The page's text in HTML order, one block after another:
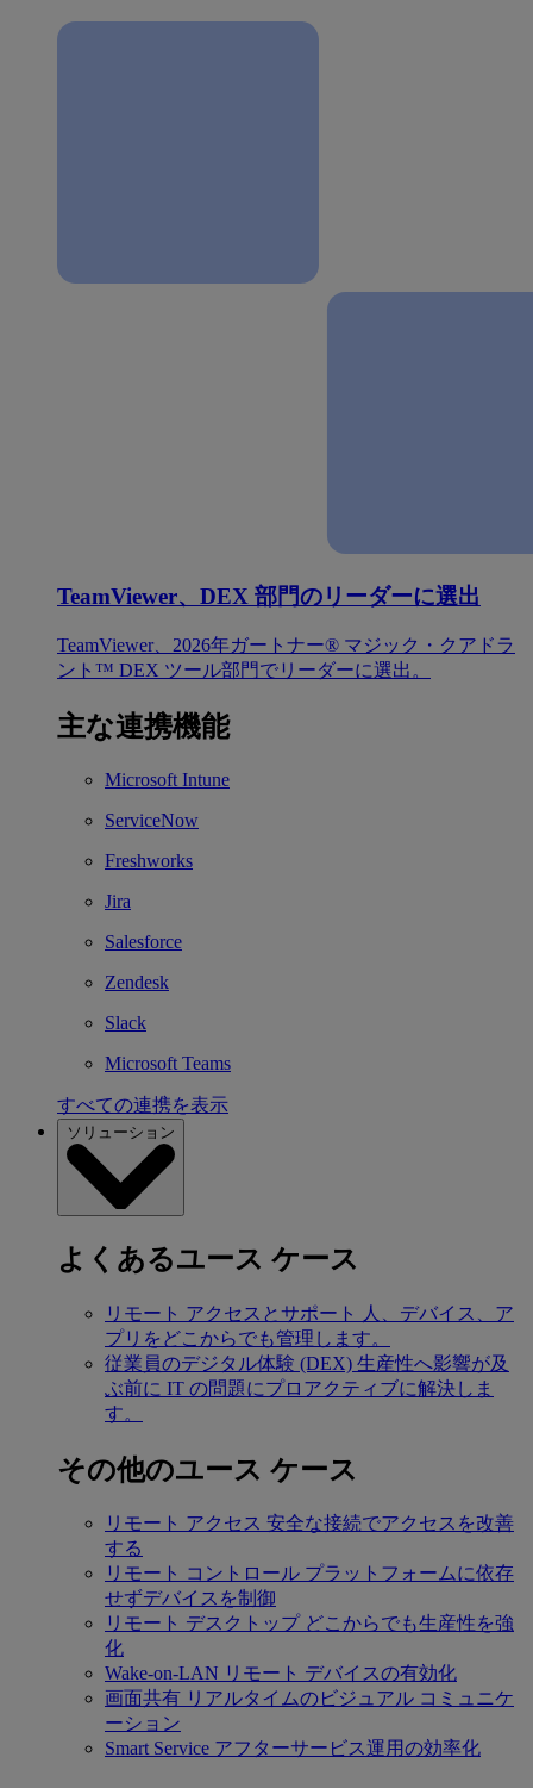
TeamViewer、DEX 部門のリーダーに選出
TeamViewer、2026年ガートナー® マジック・クアドラ
ント™ DEX ツール部門でリーダーに選出。
主な連携機能
Microsoft Intune
ServiceNow
Freshworks
Jira
Salesforce
Zendesk
Slack
Microsoft Teams
すべての連携を表示
ソリューション
よくあるユース ケース
リモート アクセスとサポート
人、デバイス、ア
プリをどこからでも管理します。
従業員のデジタル体験 (DEX) 生産性へ影響が及
ぶ前に IT の問題にプロアクティブに解決しま
す。
その他のユース ケース
リモート アクセス 安全な接続でアクセスを改善
する
リモート コントロール プラットフォームに依存
せずデバイスを制御
リモート デスクトップ どこからでも生産性を強
化
Wake-on-LAN リモート デバイスの有効化
画面共有 リアルタイムのビジュアル コミュニケ
ーション
Smart Service アフターサービス運用の効率化